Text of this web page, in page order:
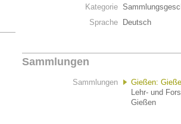
Kategorie
Sprache
Deutsch
Sammlungen
Sammlungen
Gießen:
Lehr- und
Gießen